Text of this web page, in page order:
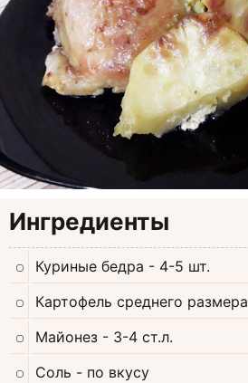
Ингредиенты
Куриные бедра - 4-5 шт.
Картофель среднего размера
Майонез - 3-4 ст.л.
Соль - по вкусу